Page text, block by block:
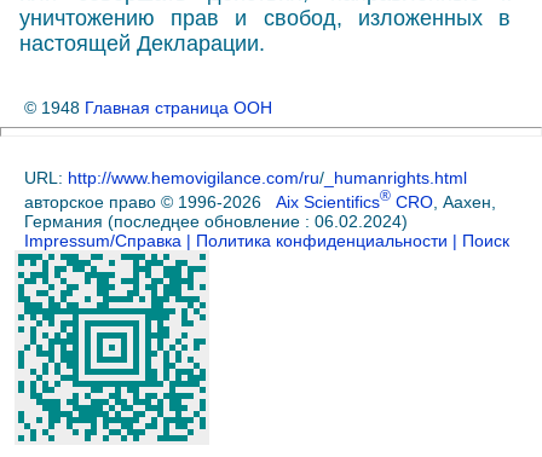
уничтожению прав и свобод, изложенных в
настоящей Декларации.
© 1948 Главная страница ООН
URL: http://www.hemovigilance.com/ru/ _humanrights.html
авторское право © 1996-2026 Aix Scientifics® CRO , Аахен,
Германия (последңее обновление : 06.02.2024)
Impressum/Справка | Политикa конфиденциальности | Поиск